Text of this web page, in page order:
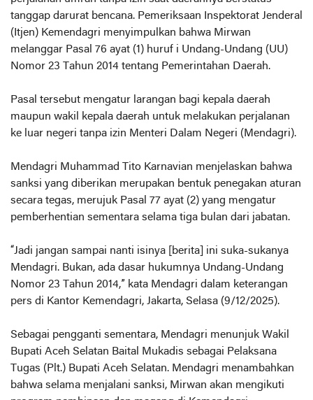
tanggap darurat bencana. Pemeriksaan Inspektorat Jenderal
(Itjen) Kemendagri menyimpulkan bahwa Mirwan
melanggar Pasal 76 ayat (1) huruf i Undang-Undang (UU)
Nomor 23 Tahun 2014 tentang Pemerintahan Daerah.
Pasal tersebut mengatur larangan bagi kepala daerah
maupun wakil kepala daerah untuk melakukan perjalanan
ke luar negeri tanpa izin Menteri Dalam Negeri (Mendagri).
Mendagri Muhammad Tito Karnavian menjelaskan bahwa
sanksi yang diberikan merupakan bentuk penegakan aturan
secara tegas, merujuk Pasal 77 ayat (2) yang mengatur
pemberhentian sementara selama tiga bulan dari jabatan.
“Jadi jangan sampai nanti isinya [berita] ini suka-sukanya
Mendagri. Bukan, ada dasar hukumnya Undang-Undang
Nomor 23 Tahun 2014,” kata Mendagri dalam keterangan
pers di Kantor Kemendagri, Jakarta, Selasa (9/12/2025).
Sebagai pengganti sementara, Mendagri menunjuk Wakil
Bupati Aceh Selatan Baital Mukadis sebagai Pelaksana
Tugas (Plt.) Bupati Aceh Selatan. Mendagri menambahkan
bahwa selama menjalani sanksi, Mirwan akan mengikuti